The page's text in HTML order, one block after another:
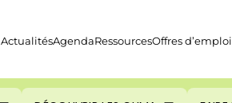
ActualitésAgendaRessourcesOffres d’emploi